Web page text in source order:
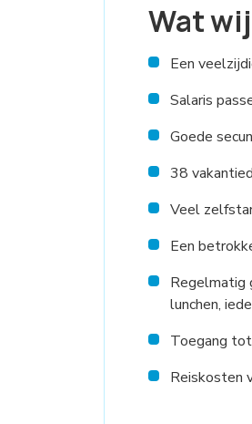
Wat wij
Een
Salaris
Goede
38
Veel
Een
Regelmatig
lunchen,
Toegang
Reiskosten